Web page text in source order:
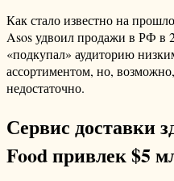
Как стало известно на
Asos удвоил продажи в РФ в
«подкупал» аудиторию
ассортиментом, но,
недостаточно.
Сервис доставки
Food привлек $5